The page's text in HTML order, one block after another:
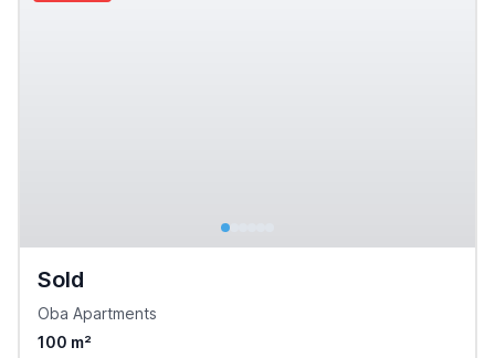
Sold
Oba Apartments
100 m²